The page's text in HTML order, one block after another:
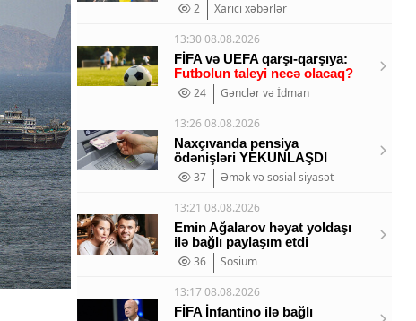
2
Xarici xəbərlər
13:30 08.08.2026
FİFA və UEFA qarşı-qarşıya:
Futbolun taleyi necə olacaq?
24
Gənclər və İdman
13:26 08.08.2026
Naxçıvanda pensiya
ödənişləri YEKUNLAŞDI
37
Əmək və sosial siyasət
13:21 08.08.2026
Emin Ağalarov həyat yoldaşı
ilə bağlı paylaşım etdi
36
Sosium
13:17 08.08.2026
FİFA İnfantino ilə bağlı